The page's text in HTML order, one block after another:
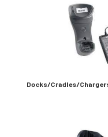
Docks/Cradles/